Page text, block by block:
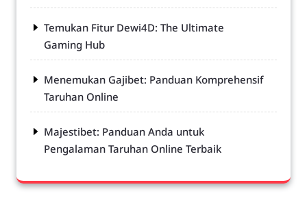
Temukan Fitur Dewi4D: The Ultimate
Gaming Hub
Menemukan Gajibet: Panduan Komprehensif
Taruhan Online
Majestibet: Panduan Anda untuk
Pengalaman Taruhan Online Terbaik